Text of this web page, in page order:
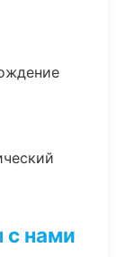
с нами